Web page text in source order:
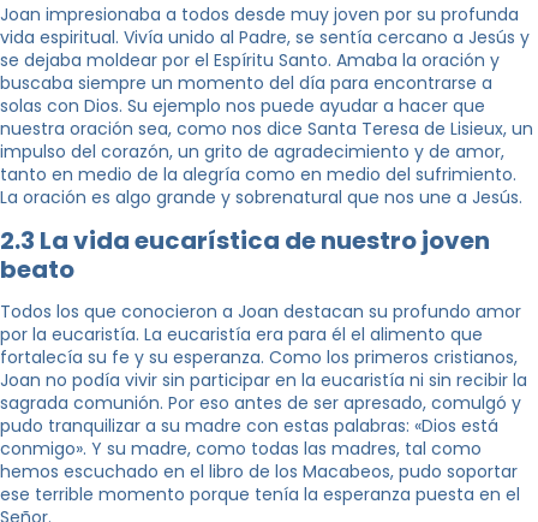
Joan impresionaba a todos desde muy joven por su profunda
vida espiritual. Vivía unido al Padre, se sentía cercano a Jesús y
se dejaba moldear por el Espíritu Santo. Amaba la oración y
buscaba siempre un momento del día para encontrarse a
solas con Dios. Su ejemplo nos puede ayudar a hacer que
nuestra oración sea, como nos dice Santa Teresa de Lisieux, un
impulso del corazón, un grito de agradecimiento y de amor,
tanto en medio de la alegría como en medio del sufrimiento.
La oración es algo grande y sobrenatural que nos une a Jesús.
2.3 La vida eucarística de nuestro joven
beato
Todos los que conocieron a Joan destacan su profundo amor
por la eucaristía. La eucaristía era para él el alimento que
fortalecía su fe y su esperanza. Como los primeros cristianos,
Joan no podía vivir sin participar en la eucaristía ni sin recibir la
sagrada comunión. Por eso antes de ser apresado, comulgó y
pudo tranquilizar a su madre con estas palabras: «Dios está
conmigo». Y su madre, como todas las madres, tal como
hemos escuchado en el libro de los Macabeos, pudo soportar
ese terrible momento porque tenía la esperanza puesta en el
Señor.